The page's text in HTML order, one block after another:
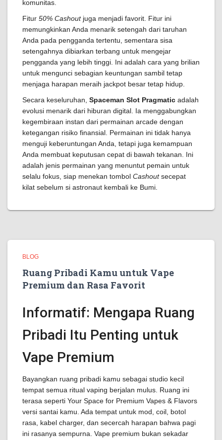
komunitas.
Fitur 50% Cashoutjuga menjadi favorit. Fitur ini
memungkinkan Anda menarik setengah dari taruhan
Anda pada pengganda tertentu, sementara sisa
setengahnya dibiarkan terbang untuk mengejar
pengganda yang lebih tinggi. Ini adalah cara yang brilian
untuk mengunci sebagian keuntungan sambil tetap
menjaga harapan meraih jackpot besar tetap hidup.
Secara keseluruhan, Spaceman Slot Pragmatic adalah
evolusi menarik dari hiburan digital. Ia menggabungkan
kegembiraan instan dari permainan arcade dengan
ketegangan risiko finansial. Permainan ini tidak hanya
menguji keberuntungan Anda, tetapi juga kemampuan
Anda membuat keputusan cepat di bawah tekanan. Ini
adalah jenis permainan yang menuntut pemain untuk
selalu fokus, siap menekan tombol Cashoutsecepat
kilat sebelum si astronaut kembali ke Bumi.
BLOG
Ruang Pribadi Kamu untuk Vape
Premium dan Rasa Favorit
Informatif: Mengapa Ruang
Pribadi Itu Penting untuk
Vape Premium
Bayangkan ruang pribadi kamu sebagai studio kecil
tempat semua ritual vaping berjalan mulus. Ruang ini
terasa seperti Your Space for Premium Vapes & Flavors
versi santai kamu. Ada tempat untuk mod, coil, botol
rasa, kabel charger, dan secercah harapan bahwa pagi
ini rasanya sempurna. Vape premium bukan sekadar